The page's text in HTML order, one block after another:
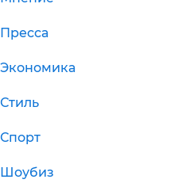
Пресса
Экономика
Стиль
Спорт
Шоубиз